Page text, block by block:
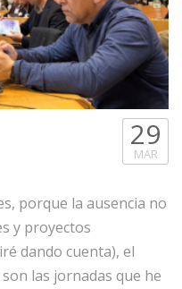
29
MAR
porque la ausencia no
y proyectos
dando cuenta), el
las jornadas que he